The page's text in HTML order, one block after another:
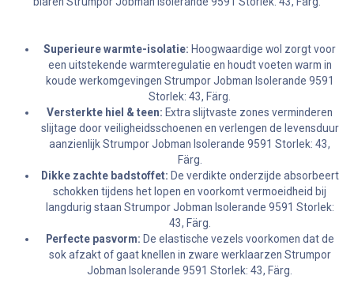
Superieure warmte-isolatie: Hoogwaardige wol zorgt voor
een uitstekende warmteregulatie en houdt voeten warm in
koude werkomgevingen Strumpor Jobman Isolerande 9591
Storlek: 43, Färg.
Versterkte hiel & teen: Extra slijtvaste zones verminderen
slijtage door veiligheidsschoenen en verlengen de levensduur
aanzienlijk Strumpor Jobman Isolerande 9591 Storlek: 43,
Färg.
Dikke zachte badstoffet: De verdikte onderzijde absorbeert
schokken tijdens het lopen en voorkomt vermoeidheid bij
langdurig staan Strumpor Jobman Isolerande 9591 Storlek:
43, Färg.
Perfecte pasvorm: De elastische vezels voorkomen dat de
sok afzakt of gaat knellen in zware werklaarzen Strumpor
Jobman Isolerande 9591 Storlek: 43, Färg.